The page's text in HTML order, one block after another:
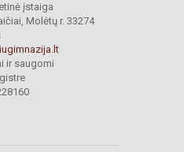
įstaiga
Molėtų r. 33274
ir saugomi